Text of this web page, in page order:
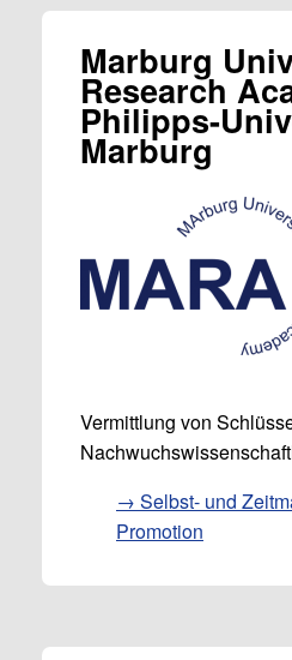
Marburg
Research
Philipps-
Marburg
Vermittlung von
→ Selbst- und
Promotion